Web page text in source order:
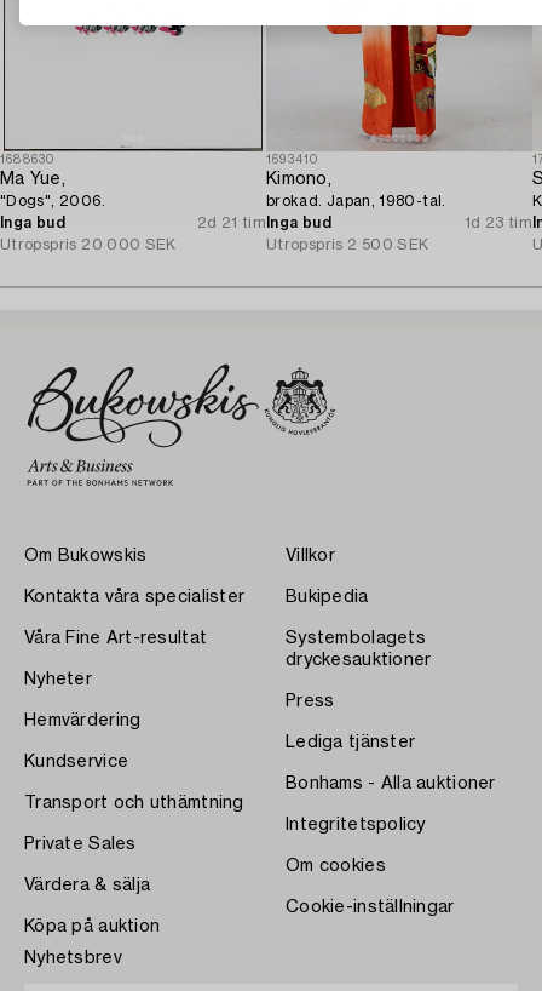
1688630
Ma Yue,
"Dogs", 2006.
Inga bud
2d 21 tim
Utropspris 20 000 SEK
1693410
Kimono,
brokad. Japan, 1980-tal.
Inga bud
1d 23 tim
Utropspris 2 500 SEK
Om Bukowskis
Kontakta våra specialister
Våra Fine Art-resultat
Nyheter
Hemvärdering
Kundservice
Transport och uthämtning
Private Sales
Värdera & sälja
Köpa på auktion
Villkor
Bukipedia
Systembolagets
dryckesauktioner
Press
Lediga tjänster
Bonhams - Alla auktioner
Integritetspolicy
Om cookies
Cookie-inställningar
Nyhetsbrev